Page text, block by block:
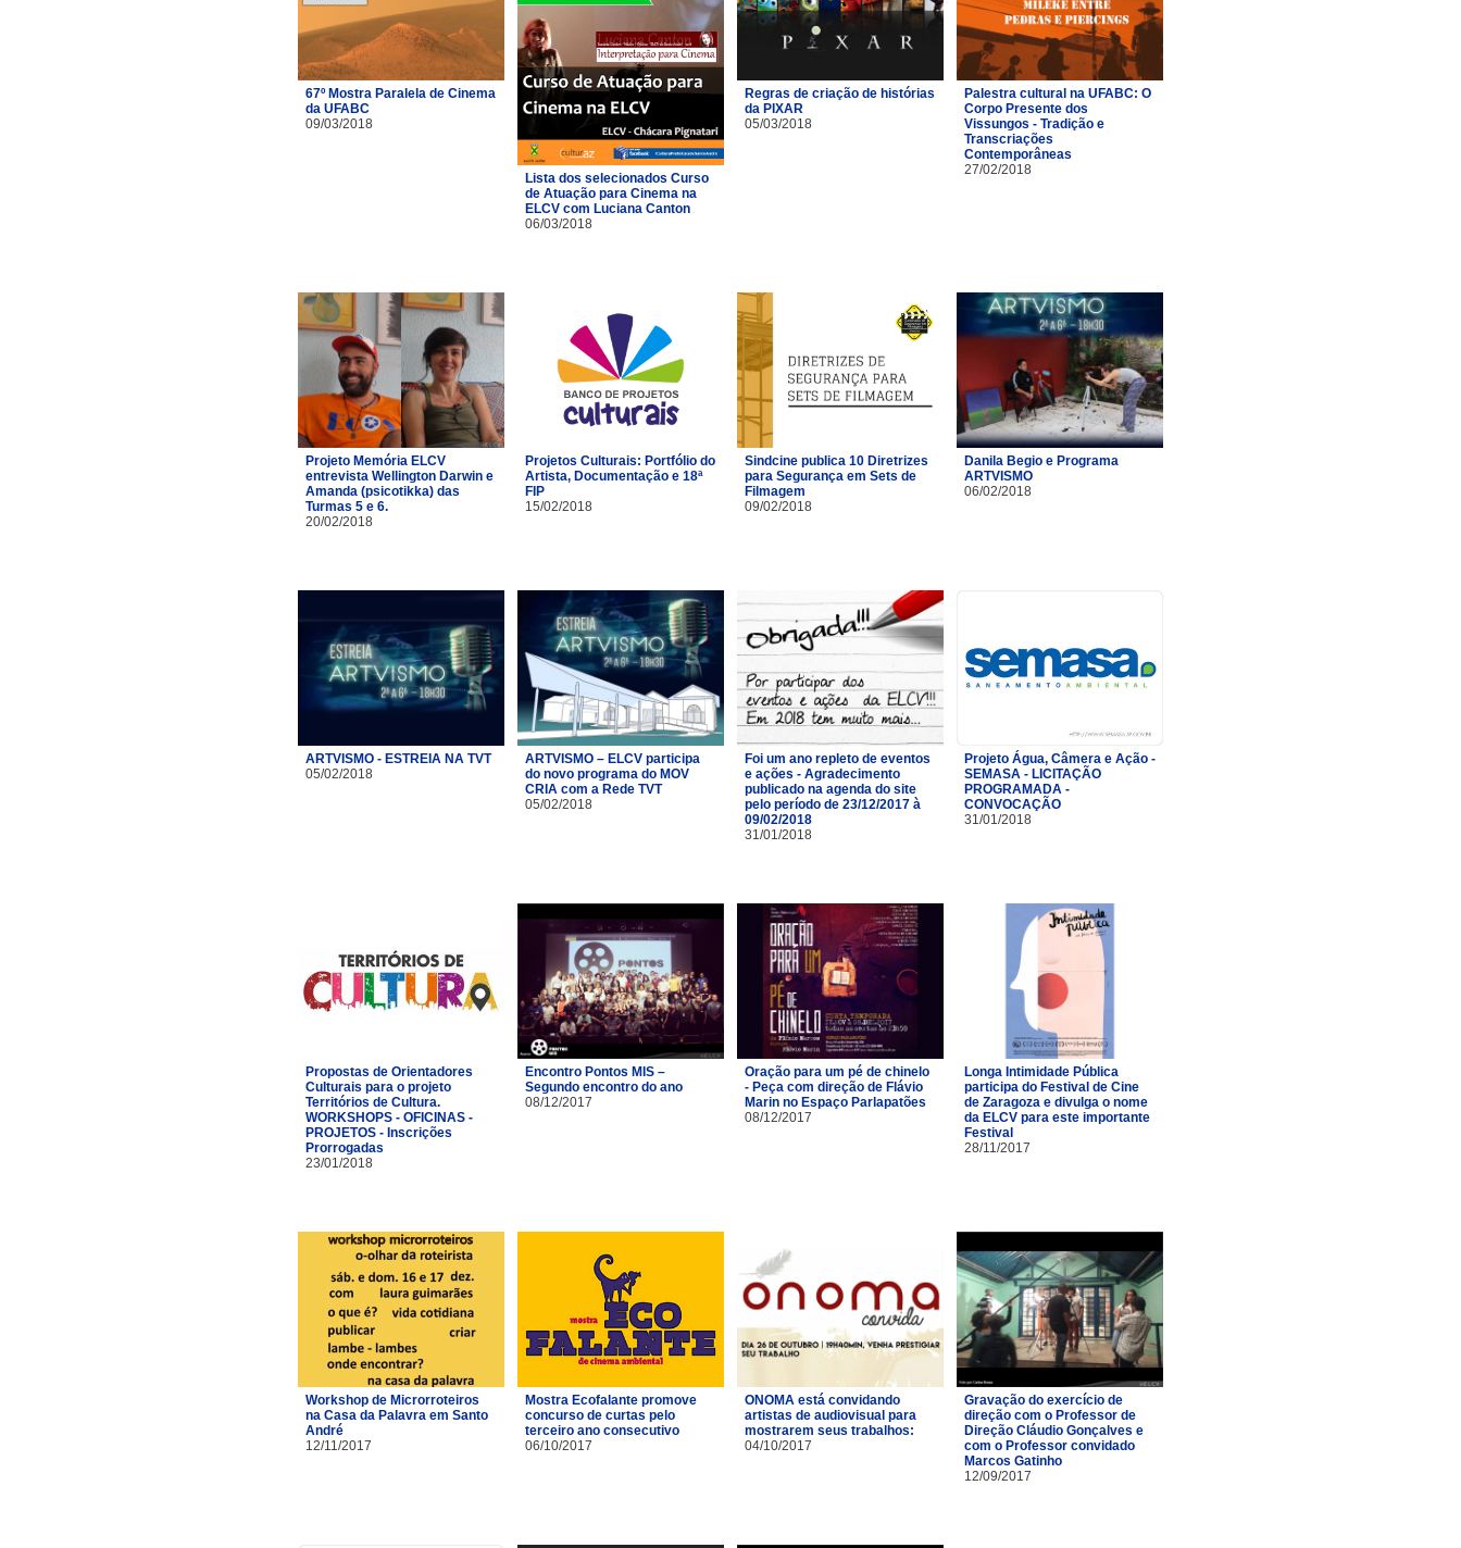
67º Mostra Paralela de Cinema
da UFABC
09/03/2018
Lista dos selecionados Curso
de Atuação para Cinema na
ELCV com Luciana Canton
06/03/2018
Regras de criação de histórias
da PIXAR
05/03/2018
Palestra cultural na UFABC: O
Corpo Presente dos
Vissungos - Tradição e
Transcriações
Contemporâneas
27/02/2018
Projeto Memória ELCV
entrevista Wellington Darwin e
Amanda (psicotikka) das
Turmas 5 e 6.
20/02/2018
Projetos Culturais: Portfólio do
Artista, Documentação e 18ª
FIP
15/02/2018
Sindcine publica 10 Diretrizes
para Segurança em Sets de
Filmagem
09/02/2018
Danila Begio e Programa
ARTVISMO
06/02/2018
ARTVISMO - ESTREIA NA TVT
05/02/2018
ARTVISMO – ELCV participa
do novo programa do MOV
CRIA com a Rede TVT
05/02/2018
Foi um ano repleto de eventos
e ações - Agradecimento
publicado na agenda do site
pelo período de 23/12/2017 à
09/02/2018
31/01/2018
Projeto Água, Câmera e Ação -
SEMASA - LICITAÇÃO
PROGRAMADA -
CONVOCAÇÃO
31/01/2018
Propostas de Orientadores
Culturais para o projeto
Territórios de Cultura.
WORKSHOPS - OFICINAS -
PROJETOS - Inscrições
Prorrogadas
23/01/2018
Encontro Pontos MIS –
Segundo encontro do ano
08/12/2017
Oração para um pé de chinelo
- Peça com direção de Flávio
Marin no Espaço Parlapatões
08/12/2017
Longa Intimidade Pública
participa do Festival de Cine
de Zaragoza e divulga o nome
da ELCV para este importante
Festival
28/11/2017
Workshop de Microrroteiros
na Casa da Palavra em Santo
André
12/11/2017
Mostra Ecofalante promove
concurso de curtas pelo
terceiro ano consecutivo
06/10/2017
ONOMA está convidando
artistas de audiovisual para
mostrarem seus trabalhos:
04/10/2017
Gravação do exercício de
direção com o Professor de
Direção Cláudio Gonçalves e
com o Professor convidado
Marcos Gatinho
12/09/2017